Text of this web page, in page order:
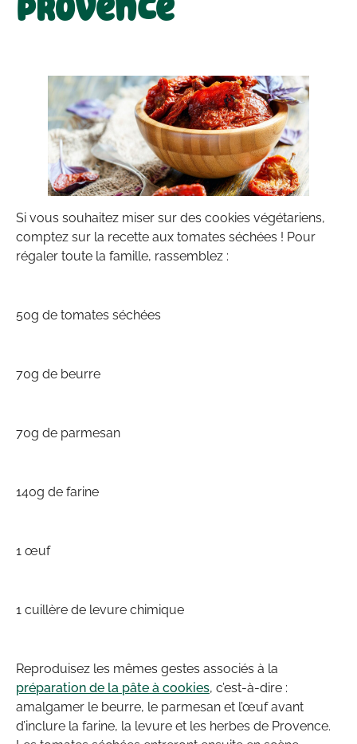
Provence
Si vous souhaitez miser sur des cookies végétariens,
comptez sur la recette aux tomates séchées ! Pour
régaler toute la famille, rassemblez :
50g de tomates séchées
70g de beurre
70g de parmesan
140g de farine
1 œuf
1 cuillère de levure chimique
Reproduisez les mêmes gestes associés à la
préparation de la pâte à cookies, c’est-à-dire :
amalgamer le beurre, le parmesan et l’œuf avant
d’inclure la farine, la levure et les herbes de Provence.